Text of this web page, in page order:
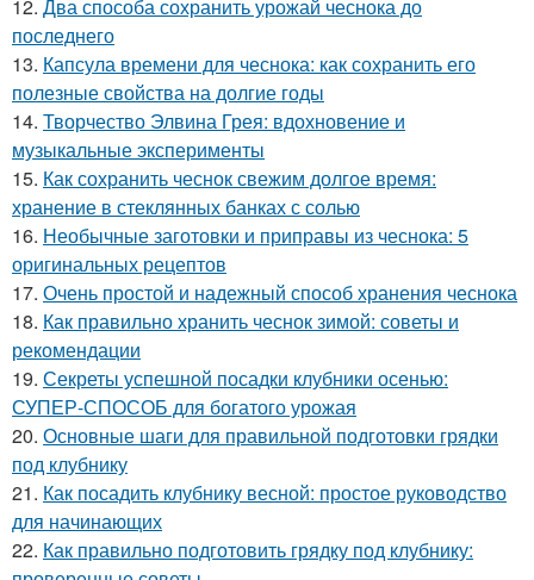
12. Два способа сохранить урожай чеснока до
последнего
13. Капсула времени для чеснока: как сохранить его
полезные свойства на долгие годы
14. Творчество Элвина Грея: вдохновение и
музыкальные эксперименты
15. Как сохранить чеснок свежим долгое время:
хранение в стеклянных банках с солью
16. Необычные заготовки и приправы из чеснока: 5
оригинальных рецептов
17. Очень простой и надежный способ хранения чеснока
18. Как правильно хранить чеснок зимой: советы и
рекомендации
19. Секреты успешной посадки клубники осенью:
СУПЕР-СПОСОБ для богатого урожая
20. Основные шаги для правильной подготовки грядки
под клубнику
21. Как посадить клубнику весной: простое руководство
для начинающих
22. Как правильно подготовить грядку под клубнику: